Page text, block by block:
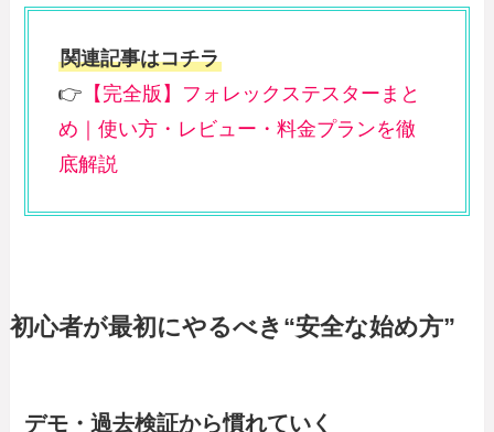
関連記事はコチラ
👉 【完全版】フォレックステスターまと
め｜使い方・レビュー・料金プランを徹
底解説
初心者が最初にやるべき“安全な始め方”
デモ・過去検証から慣れていく